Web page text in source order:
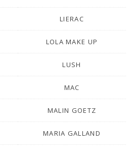
LIERAC
LOLA MAKE UP
LUSH
MAC
MALIN GOETZ
MARIA GALLAND